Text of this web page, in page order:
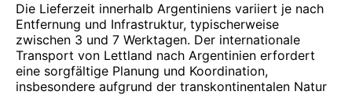
Die Lieferzeit innerhalb Argentiniens variiert je nach
Entfernung und Infrastruktur, typischerweise
zwischen 3 und 7 Werktagen. Der internationale
Transport von Lettland nach Argentinien erfordert
eine sorgfältige Planung und Koordination,
insbesondere aufgrund der transkontinentalen Natur